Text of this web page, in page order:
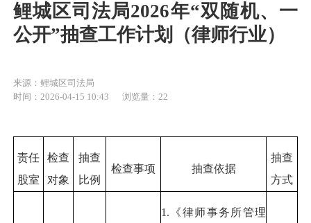
鲤城区司法局2026年“双随机、一
公开”抽查工作计划（律师行业）
来源：鲤城区司法局
时间：2026-04-15 10:43
浏览量： 22
责任
股室
检查
对象
抽查
比例
检查事项 抽查依据
抽查
方式
1.《律师事务所管理